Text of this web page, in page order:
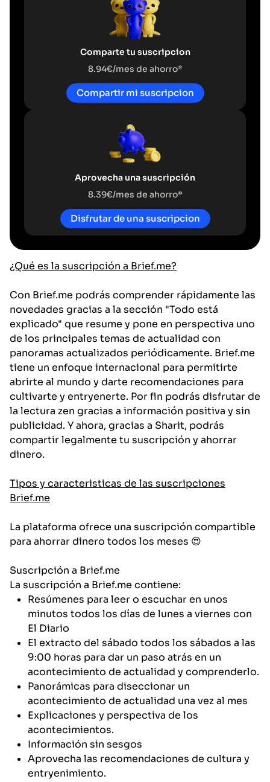
Comparte tu suscripcion
8.94€/mes de ahorro*
Compartir mi suscripcion
Aprovecha una suscripción
8.39€/mes de ahorro*
Disfrutar de una suscripcion
¿Qué es la suscripción a Brief.me?
Con Brief.me podrás comprender rápidamente las
novedades gracias a la sección "Todo está
explicado" que resume y pone en perspectiva uno
de los principales temas de actualidad con
panoramas actualizados periódicamente. Brief.me
tiene un enfoque internacional para permitirte
abrirte al mundo y darte recomendaciones para
cultivarte y entryenerte. Por fin podrás disfrutar de
la lectura zen gracias a información positiva y sin
publicidad. Y ahora, gracias a Sharit, podrás
compartir legalmente tu suscripción y ahorrar
dinero.
Tipos y caracteristicas de las suscripciones
Brief.me
La plataforma ofrece una suscripción compartible
para ahorrar dinero todos los meses 😍
Suscripción a Brief.me
La suscripción a Brief.me contiene:
Resúmenes para leer o escuchar en unos
minutos todos los días de lunes a viernes con
El Diario
El extracto del sábado todos los sábados a las
9:00 horas para dar un paso atrás en un
acontecimiento de actualidad y comprenderlo.
Panorámicas para diseccionar un
acontecimiento de actualidad una vez al mes
Explicaciones y perspectiva de los
acontecimientos.
Información sin sesgos
Aprovecha las recomendaciones de cultura y
entryenimiento.